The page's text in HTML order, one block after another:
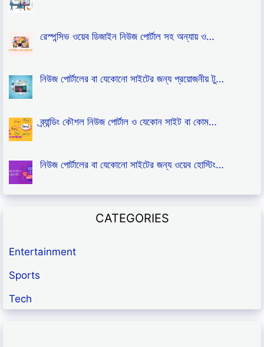
রেস্পন্সিভ ওয়েব ডিজাইন নিউজ পোর্টাল সহ অন্যায় ও…
নিউজ পোর্টালের বা যেকোনো সাইটের জন্য প্রয়োজনীয় টু…
ব্র্যান্ডিং কৌশল নিউজ পোর্টাল ও যেকোন সাইট বা কোম…
নিউজ পোর্টালের বা যেকোনো সাইটের জন্য ওয়েব হোস্টিং…
CATEGORIES
Entertainment
Sports
Tech